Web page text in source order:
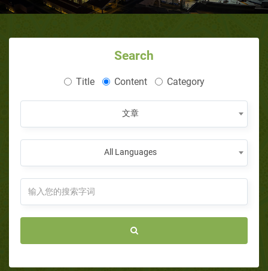
Search
Title Content Category
文章
All Languages